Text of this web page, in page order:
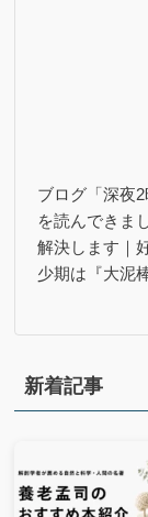
ブログ「深夜
を読んできま
解決します｜
少期は『大泥
新着記事